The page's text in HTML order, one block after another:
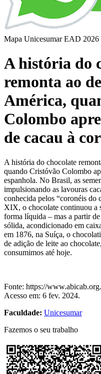
Mapa Unicesumar EAD 2026
A história do
remonta ao
América,
Colombo
de cacau à
​A história do chocolate
quando Cristóvão Colombo
espanhola. No Brasil, as
impulsionando as lavouras
conhecida pelos “coronéis do
XIX, o chocolate continuou a
forma líquida – mas a partir
sólida, acondicionado em
em 1876, na Suíça, o
de adição de leite ao
consumimos até hoje.
Fonte: https://
Acesso em: 6 fev. 2024.
Faculdade: Unicesumar
Fazemos o seu trabalho